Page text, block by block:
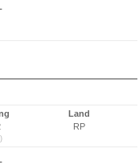
Land
RP